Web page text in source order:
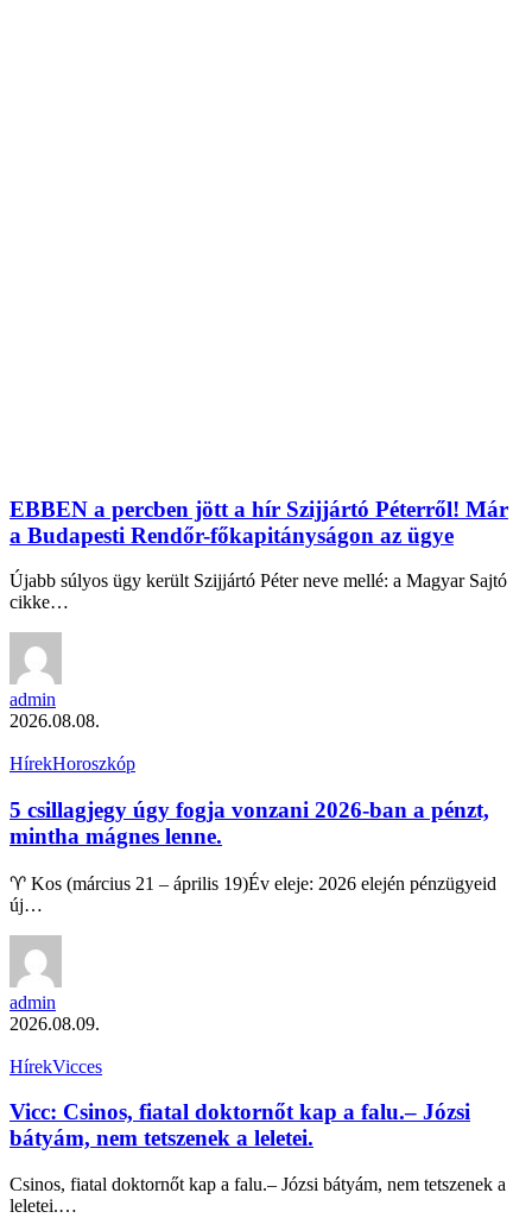
EBBEN a percben jött a hír Szijjártó Péterről! Már
a Budapesti Rendőr-főkapitányságon az ügye
Újabb súlyos ügy került Szijjártó Péter neve mellé: a Magyar Sajtó
cikke…
admin
2026.08.08.
HírekHoroszkóp
5 csillagjegy úgy fogja vonzani 2026-ban a pénzt,
mintha mágnes lenne.
♈ Kos (március 21 – április 19)Év eleje: 2026 elején pénzügyeid
új…
admin
2026.08.09.
HírekVicces
Vicc: Csinos, fiatal doktornőt kap a falu.– Józsi
bátyám, nem tetszenek a leletei.
Csinos, fiatal doktornőt kap a falu.– Józsi bátyám, nem tetszenek a
leletei.…